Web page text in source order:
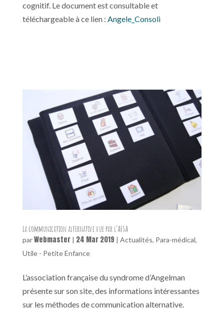
cognitif. Le document est consultable et
téléchargeable à ce lien : Angele_Consoli
La communication alternative vue par l’AFSA
parWebmaster| 24 Mar 2019 | Actualités, Para-médical,
Utile - Petite Enfance
L’association française du syndrome d’Angelman
présente sur son site, des informations intéressantes
sur les méthodes de communication alternative.